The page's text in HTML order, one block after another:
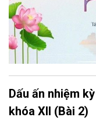
Dấu ấn nhiệm
khóa XII (Bài 2)